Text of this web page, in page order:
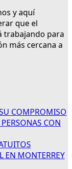
y aquí
que el
trabajando para
más cercana a
COMPROMISO
CON
EN MONTERREY